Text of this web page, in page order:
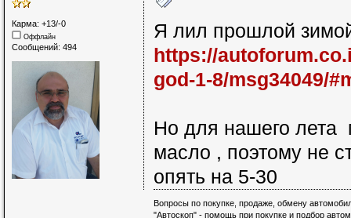
Карма: +13/-0
Оффлайн
Сообщений: 494
Я лил прошлой
https://
god-1-8/msg34049/
Но для нашего лета
масло , поэтому не
опять на 5-30
Вопросы по покупке, продаже, обмену
"Автоскоп" - помощь при покупке и подбор